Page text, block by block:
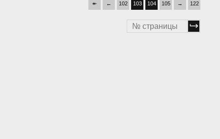
↞ ← 102 103 104 105 → 122